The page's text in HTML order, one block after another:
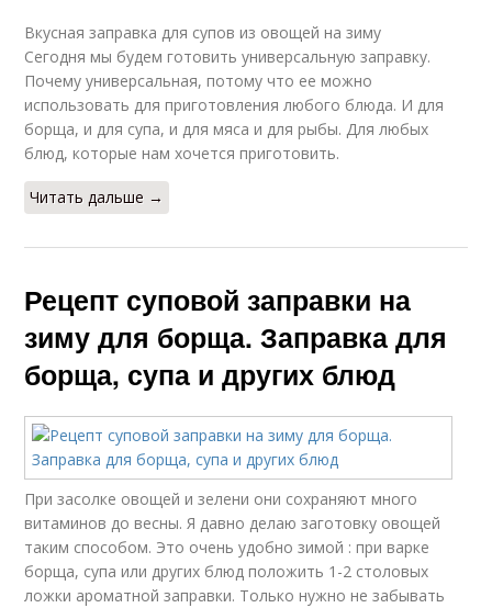
Вкусная заправка для супов из овощей на зиму
Сегодня мы будем готовить универсальную заправку.
Почему универсальная, потому что ее можно
использовать для приготовления любого блюда. И для
борща, и для супа, и для мяса и для рыбы. Для любых
блюд, которые нам хочется приготовить.
Читать дальше →
Рецепт суповой заправки на
зиму для борща. Заправка для
борща, супа и других блюд
При засолке овощей и зелени они сохраняют много
витаминов до весны. Я давно делаю заготовку овощей
таким способом. Это очень удобно зимой : при варке
борща, супа или других блюд положить 1-2 столовых
ложки ароматной заправки. Только нужно не забывать